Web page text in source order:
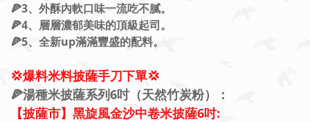
🍕3、外酥內軟口味一流吃不膩。
🍕4、層層濃郁美味的頂級起司。
🍕5、全新up滿滿豐盛的配料。
💢爆料米料披薩手刀下單💢
🍕湯種米披薩系列6吋（天然竹炭粉）：
【披薩市】黑旋風金沙中卷米披薩6吋: